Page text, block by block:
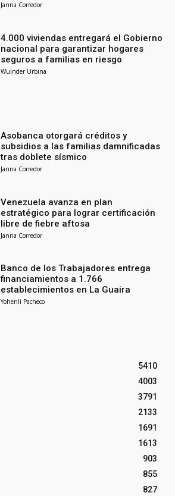
Janna Corredor
4.000 viviendas entregará el Gobierno
nacional para garantizar hogares
seguros a familias en riesgo
Wuinder Urbina
Asobanca otorgará créditos y
subsidios a las familias damnificadas
tras doblete sísmico
Janna Corredor
Venezuela avanza en plan
estratégico para lograr certificación
libre de fiebre aftosa
Janna Corredor
Banco de los Trabajadores entrega
financiamientos a 1.766
establecimientos en La Guaira
Yohenli Pacheco
5410
4003
3791
2133
1691
1613
903
855
827